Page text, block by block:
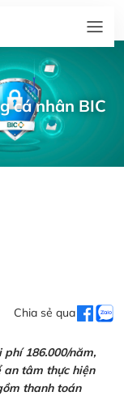
cá nhân BIC
Chia sẻ qua
186.000/năm,
an tâm thực hiện
thanh toán